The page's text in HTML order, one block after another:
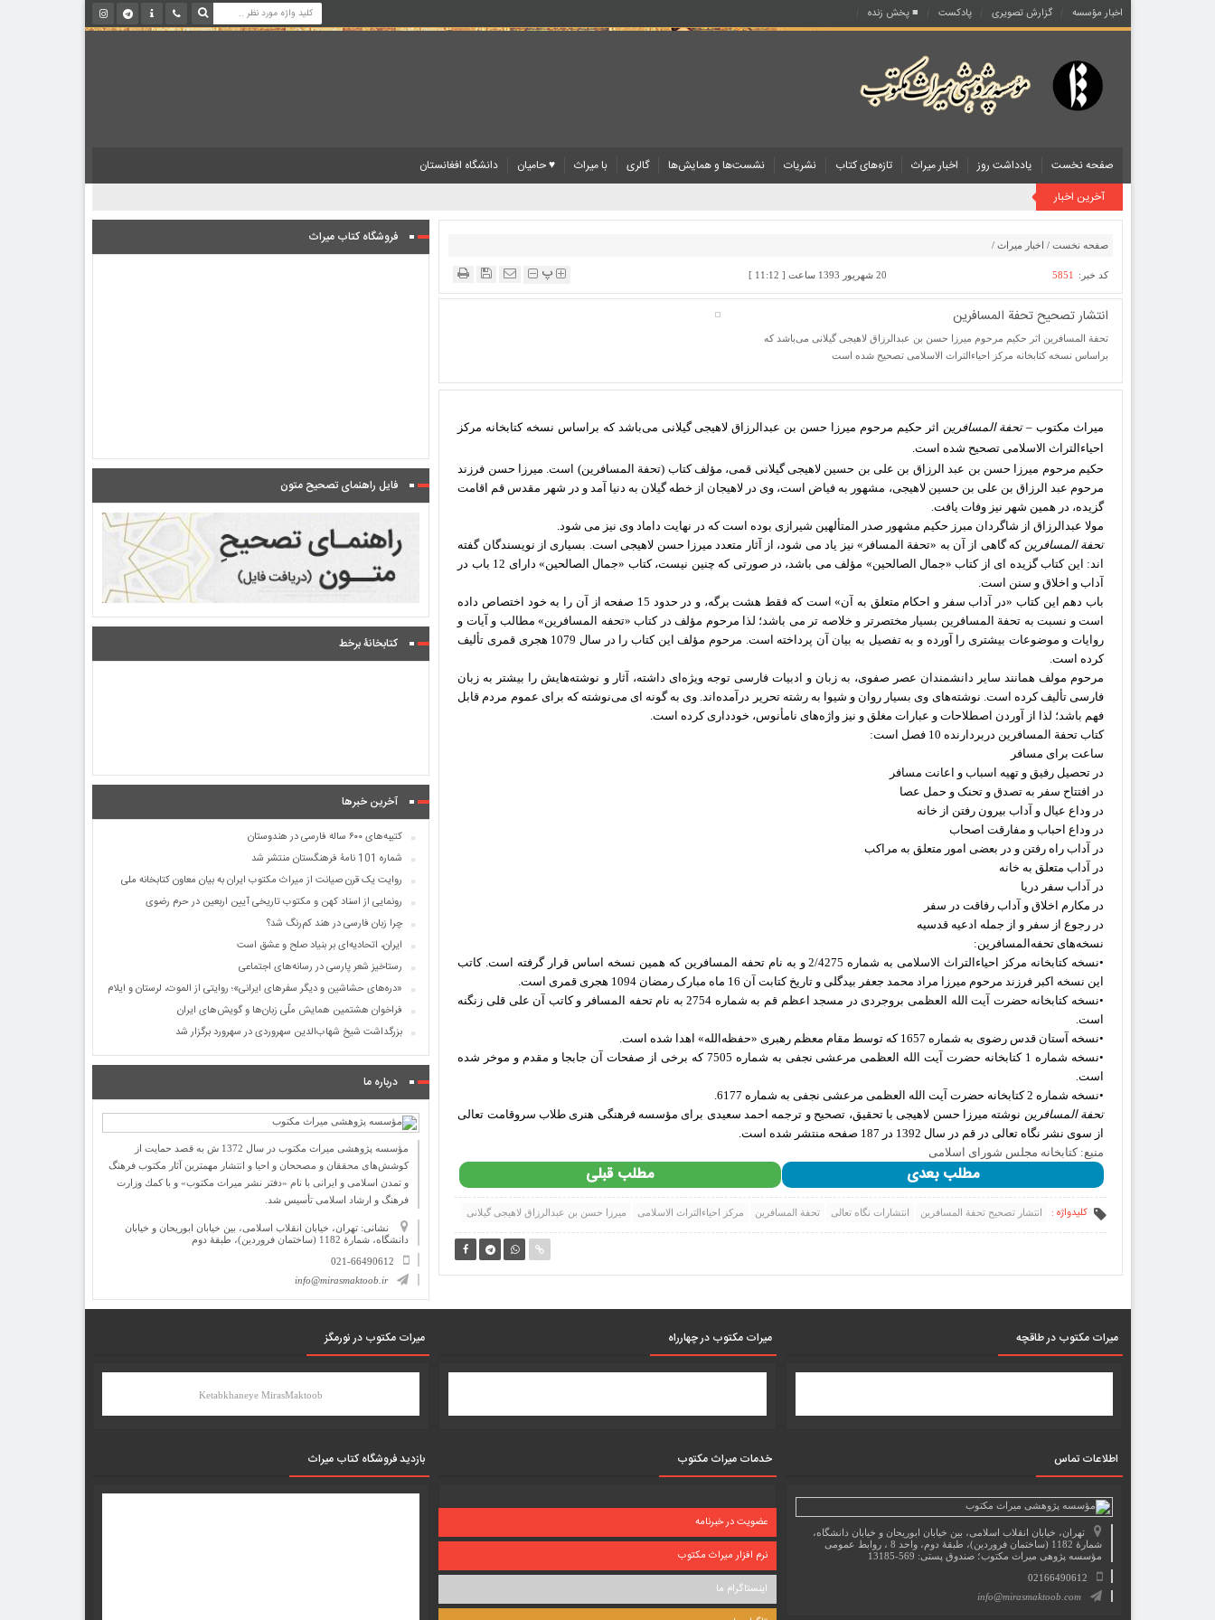
اخبار مؤسسه گزارش تصویری پادکست‌ ■ پخش زنده
صفحه نخست یادداشت روز اخبار میراث تازه‌های کتاب نشریات نشست‌ها و همایش‌ها گالری با میراث ♥ حامیان
دانشگاه افغانستان
آخرین اخبار
صفحه نخست / اخبار میراث /
کد خبر: 5851 20 شهریور 1393 ساعت [ 11:12 ]
پ
انتشار تصحیح تحفة المسافرین
تحفة المسافرین اثر حکیم مرحوم میرزا حسن بن عبدالرزاق لاهیجی گیلانی می‌باشد که
براساس نسخه کتابخانه مرکز احیاءالتراث الاسلامی تصحیح شده است
ميراث مكتوب –تحفة المسافرین اثر حکیم مرحوم میرزا حسن بن عبدالرزاق لاهیجی گیلانی می‌باشد که براساس نسخه کتابخانه مرکز
احیاءالتراث الاسلامی تصحیح شده است.
حکیم مرحوم میرزا حسن بن عبد الرزاق بن علی بن حسین لاهیجی گیلانی قمی، مؤلف کتاب (تحفة المسافرین) است. میرزا حسن فرزند
مرحوم عبد الرزاق بن علی بن حسین لاهیجی، مشهور به فیاض است، وی در لاهیجان از خطه گیلان به دنیا آمد و در شهر مقدس قم اقامت
گزیده، در همین شهر نیز وفات یافت.
مولا عبدالرزاق از شاگردان مبرز حکیم مشهور صدر المتألهین شیرازی بوده است که در نهایت داماد وی نیز می شود.
تحفة المسافرین که گاهی از آن به «تحفة المسافر» نیز یاد می شود، از آثار متعدد میرزا حسن لاهیجی است. بسیاری از نویسندگان گفته
اند: این کتاب گزیده ای از کتاب «جمال الصالحین» مؤلف می باشد، در صورتی که چنین نیست، کتاب «جمال الصالحین» دارای 12 باب در
آداب و اخلاق و سنن است.
باب دهم این کتاب «در آداب سفر و احکام متعلق به آن» است که فقط هشت برگه، و در حدود 15 صفحه از آن را به خود اختصاص داده
است و نسبت به تحفة المسافرین بسیار مختصرتر و خلاصه تر می باشد؛ لذا مرحوم مؤلف در کتاب «تحفه المسافرین» مطالب و آیات و
روایات و موضوعات بیشتری را آورده و به تفصیل به بیان آن پرداخته است. مرحوم مؤلف این کتاب را در سال 1079 هجری قمری تألیف
کرده است.
مرحوم مولف همانند سایر دانشمندان عصر صفوی، به زبان و ادبیات فارسی توجه ویژه‌ای داشته، آثار و نوشته‌هایش را بیشتر به زبان
فارسی تألیف کرده است. نوشته‌های وی بسیار روان و شیوا به رشته تحریر درآمده‌اند. وی به گونه ای می‌نوشته که برای عموم مردم قابل
فهم باشد؛ لذا از آوردن اصطلاحات و عبارات مغلق و نیز واژه‌های نامأنوس، خودداری کرده است.
کتاب تحفة المسافرین دربردارنده 10 فصل است:
ساعت برای مسافر
در تحصیل رفیق و تهیه اسباب و اعانت مسافر
در افتتاح سفر به تصدق و تحنک و حمل عصا
در وداع عیال و آداب بیرون رفتن از خانه
در وداع احباب و مفارقت اصحاب
در آداب راه رفتن و در بعضی امور متعلق به مراکب
در آداب متعلق به خانه
در آداب سفر دریا
در مکارم اخلاق و آداب رفاقت در سفر
در رجوع از سفر و از جمله ادعیه قدسیه
نسخه‌های تحفه‌المسافرین:
•نسخه کتابخانه مرکز احیاءالتراث الاسلامی به شماره 2/4275 و به نام تحفه المسافرین که همین نسخه اساس قرار گرفته است. کاتب
این نسخه اکبر فرزند مرحوم میرزا مراد محمد جعفر بیدگلی و تاریخ کتابت آن 16 ماه مبارک رمضان 1094 هجری قمری است.
•نسخه کتابخانه حضرت آیت الله العظمی بروجردی در مسجد اعظم قم به شماره 2754 به نام تحفه المسافر و کاتب آن علی قلی زنگنه
است.
•نسخه آستان قدس رضوی به شماره 1657 که توسط مقام معظم رهبری «حفظه‌الله» اهدا شده است.
•نسخه شماره 1 کتابخانه حضرت آیت الله العظمی مرعشی نجفی به شماره 7505 که برخی از صفحات آن جابجا و مقدم و موخر شده
است.
•نسخه شماره 2 کتابخانه حضرت آیت الله العظمی مرعشی نجفی به شماره 6177.
تحفة المسافرین نوشته میرزا حسن لاهیجی با تحقیق، تصحیح و ترجمه احمد سعیدی برای مؤسسه فرهنگی هنری طلاب سروقامت تعالی
از سوی نشر نگاه تعالی در قم در سال 1392 در 187 صفحه منتشر شده است.
منبع: کتابخانه مجلس شورای اسلامی
مطلب قبلی مطلب بعدی
کلیدواژه : انتشار تصحیح تحفة المسافرین انتشارات نگاه تعالی تحفة المسافرین مرکز احیاءالتراث الاسلامی میرزا حسن بن عبدالرزاق لاهیجی گیلانی
فروشگاه کتاب میراث
فایل راهنمای تصحیح متون
کتابخانۀ برخط
آخرین خبرها
کتیبه‌های ۶۰۰ ساله فارسی در هندوستان
شماره 101 نامۀ فرهنگستان منتشر شد
روایت یک قرن صیانت از میراث مکتوب ایران به بیان معاون کتابخانه ملی
رونمایی از اسناد کهن و مکتوب تاریخی آیین اربعین در حرم رضوی
چرا زبان فارسی در هند کم‌رنگ شد؟
ایران، اتحادیه‌ای بر بنیاد صلح و عشق است
رستاخیز شعر پارسی در رسانه‌های اجتماعی
«دره‌های حشاشین و دیگر سفرهای ایرانی»؛ روایتی از الموت، لرستان و ایلام
فراخوان هشتمین همایش ملّی زبان‌ها و گویش‌های ایران
بزرگداشت شیخ شهاب‌الدین سهروردی در سهرورد برگزار شد
درباره ما
مؤسسه پژوهشی میراث مكتوب در سال 1372 ش به قصد حمایت از
كوشش‌های محققان و مصححان و احیا و انتشار مهمترین آثار مكتوب فرهنگ
و تمدن اسلامی و ایرانی با نام «دفتر نشر میراث مكتوب» و با كمك وزارت
فرهنگ و ارشاد اسلامی تأسیس شد.
نشانی: تهران، خیابان انقلاب اسلامی، بین خیابان ابوریحان و خیابان
دانشگاه، شمارۀ 1182 (ساختمان فروردین)، طبقۀ دوم
021-66490612
info@mirasmaktoob.ir
میرات مکتوب در طاقچه
اطلاعات تماس
تهران، خیابان انقلاب اسلامی، بین خیابان ابوریحان و خیابان دانشگاه،
شمارۀ 1182 (ساختمان فروردین)، طبقۀ دوم، واحد 8 ، روابط عمومی
مؤسسه پژوهی میراث مکتوب؛ صندوق پستی: 569-13185
02166490612
info@mirasmaktoob.com
میرات مکتوب در چهارراه
خدمات میراث مکتوب
عضویت در خبرنامه
نرم افزار میراث مکتوب
اینستاگرام ما
میرات مکتوب در نورمگز
Ketabkhaneye MirasMaktoob
بازدید فروشگاه کتاب میراث